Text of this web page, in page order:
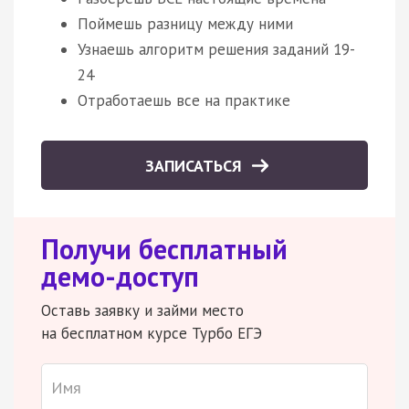
Поймешь разницу между ними
Узнаешь алгоритм решения заданий 19-
24
Отработаешь все на практике
ЗАПИСАТЬСЯ
Получи бесплатный
демо-доступ
Оставь заявку и займи место
на бесплатном курсе Турбо ЕГЭ